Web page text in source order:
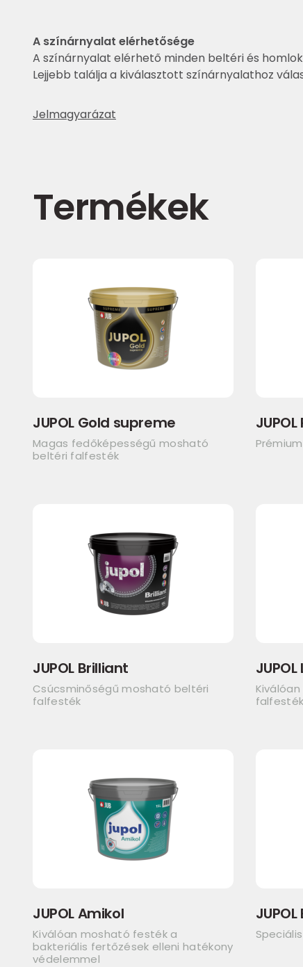
A színárnyalat elérhetősége
A színárnyalat elérhető minden beltéri és
Lejjebb találja a kiválasztott színárnyalathoz
Jelmagyarázat
Termékek
JUPOL Gold supreme
Magas fedőképességű mosható
beltéri falfesték
JUPOL Brilliant
Csúcsminőségű mosható beltéri
falfesték
falfesték
JUPOL Amikol
Kiválóan mosható festék a
bakteriális fertőzések elleni hatékony
védelemmel